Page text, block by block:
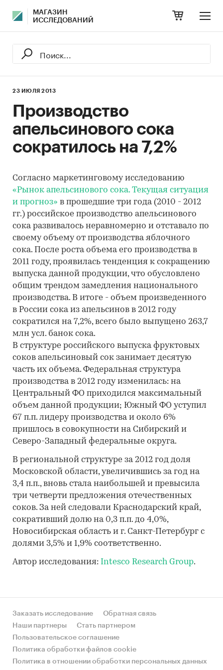
МАГАЗИН
ИССЛЕДОВАНИЙ
23 ИЮЛЯ 2013
Производство
апельсинового сока
сократилось на 7,2%
Согласно маркетинговому исследованию
«Рынок апельсинового сока. Текущая ситуация
и прогноз» в прошедшие три года (2010 - 2012
гг.) российское производство апельсинового
сока развивалось неравномерно и отставало по
своему объему от производства яблочного
сока. После роста объема его производства в
2011 году, проявилась тенденция к сокращению
выпуска данной продукции, что обусловлено
общим трендом замедления национального
производства. В итоге - объем произведенного
в России сока из апельсинов в 2012 году
сократился на 7,2%, всего было выпущено 263,7
млн усл. банок сока.
В структуре российского выпуска фруктовых
соков апельсиновый сок занимает десятую
часть их объема. Федеральная структура
производства в 2012 году изменилась: на
Центральный ФО приходился максимальный
объем данной продукции; Южный ФО уступил
67 п.п. лидеру производства и около 6%
пришлось в совокупности на Сибирский и
Северо-Западный федеральные округа.
В региональной структуре за 2012 год доля
Московской области, увеличившись за год на
3,4 п.п., вновь стала наибольшей и превысила
три четверти предложения отечественных
соков. За ней следовали Краснодарский край,
сокративший долю на 0,3 п.п. до 4,0%,
Новосибирская область и г. Санкт-Петербург с
долями 3,5% и 1,9% соответственно.
Автор исследования: Intesco Research Group.
Заказать исследование
Обратная связь
Наши партнеры
Стать партнером
Пользовательское соглашение
Политика обработки файлов cookie
Политика в отношении обработки персональных данных